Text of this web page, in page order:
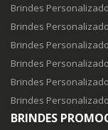
Brindes
Brindes
Brindes
Brindes
Brindes
Brindes
BRINDES